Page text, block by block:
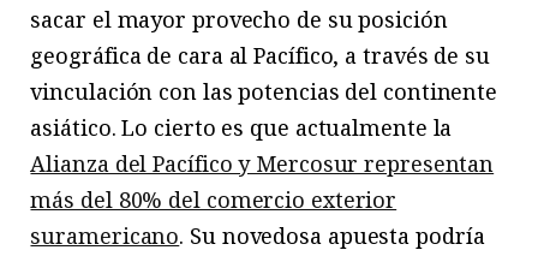
sacar el mayor provecho de su posición
geográfica de cara al Pacífico, a través de su
vinculación con las potencias del continente
asiático. Lo cierto es que actualmente la
Alianza del Pacífico y Mercosur representan
más del 80% del comercio exterior
suramericano. Su novedosa apuesta podría